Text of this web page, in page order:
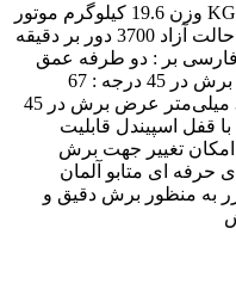
فارسی بر متابو کشویی مدل KGS 305 M وزن 19.6 کیلوگرم موتور
پر قدرت با توان 1600 وات سرعت در حالت آزاد 3700 دور بر دقیقه
برش فارسی بر : دو طرفه عمق
برش در 90 درجه : 105 میلی‌متر عمق برش در 45 درجه : 67
میلی‌متر عرض برش در 90 درجه: 305 میلی‌متر عرض برش در 45
با قفل اسپیندل قابلیت
امکان تغییر جهت برش
حرفه ای متابو آلمان
به منظور برش دقیق و